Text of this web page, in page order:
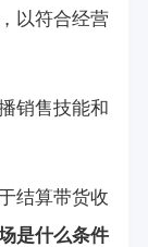
以符合经营
销售技能和
结算带货收
是什么条件